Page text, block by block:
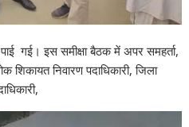
गई। इस समीक्षा बैठक में अपर समहर्ता,
शिकायत निवारण पदाधिकारी, जिला